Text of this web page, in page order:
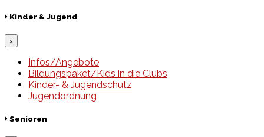
Kinder & Jugend
×
Infos/Angebote
Bildungspaket/Kids in die Clubs
Kinder- & Jugendschutz
Jugendordnung
Senioren